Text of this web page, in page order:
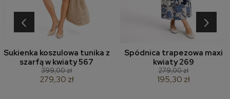
Sukienka koszulowa tunika z
szarfą w kwiaty 567
399,00 zł
279,30 zł
Spódnica trapezowa maxi
kwiaty 269
279,00 zł
195,30 zł
‹ ›